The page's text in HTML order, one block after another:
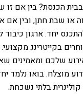
בבית הכנסת? בין אם
או שבת חתן, ובין אם
יחד. ארגון כיבוד
בקייטרינג
שלכם ומאמינים
מוצלח. בואו נלמד
בלתי נשכחת.